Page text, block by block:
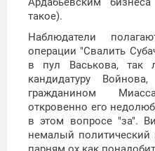
такое).
Наблюдатели
операции "Свалить
в пул Васькова, так
кандидатуру
гражданином
откровенно его
в этом вопросе "за".
немалый политический